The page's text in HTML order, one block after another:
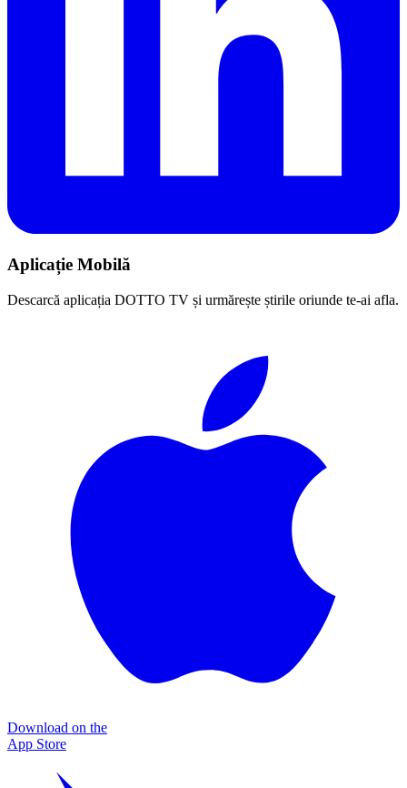
Aplicație Mobilă
Descarcă aplicația DOTTO TV și urmărește știrile oriunde te-ai afla.
Download on the
App Store